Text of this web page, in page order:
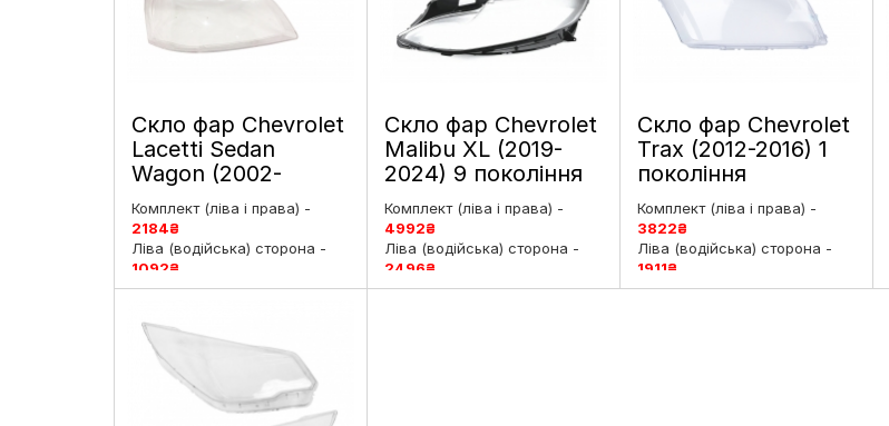
Скло фар Chevrolet
Lacetti Sedan
Wagon (2002-
2008) 1 покоління
ліве і праве
Комплект (ліва і права) -
2184₴
Ліва (водійська) сторона -
1092₴
Права (пасажирська)
Скло фар Chevrolet
Malibu XL (2019-
2024) 9 покоління
рестайлінг ліве і
праве
Комплект (ліва і права) -
4992₴
Ліва (водійська) сторона -
2496₴
Права (пасажирська)
Скло фар Chevrolet
Trax (2012-2016) 1
покоління
дорестайлинг ліве і
праве
Комплект (ліва і права) -
3822₴
Ліва (водійська) сторона -
1911₴
Права (пасажирська)